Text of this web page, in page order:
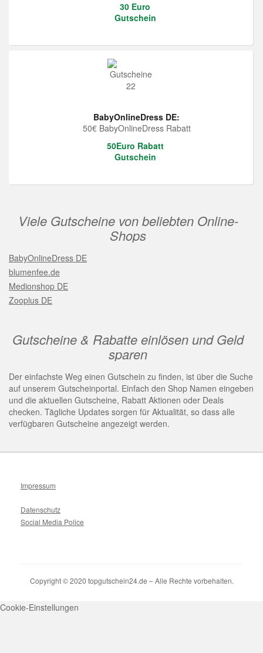
30 Euro
Gutschein
BabyOnlineDress DE:
50€ BabyOnlineDress Rabatt
50Euro Rabatt
Gutschein
Viele Gutscheine von beliebten Online-
Shops
BabyOnlineDress DE
blumenfee.de
Medionshop DE
Zooplus DE
Gutscheine & Rabatte einlösen und Geld
sparen
Der einfachste Weg einen Gutschein zu finden, ist über die Suche
auf unserem Gutscheinportal. Einfach den Shop Namen eingeben
und die aktuellen Gutscheine, Rabatt Aktionen oder Deals
checken. Tägliche Updates sorgen für Aktualität, so dass alle
verfügbaren Gutscheine angezeigt werden.
Impressum
Datenschutz
Social Media Police
Copyright © 2020 topgutschein24.de – Alle Rechte vorbehalten.
Cookie-Einstellungen